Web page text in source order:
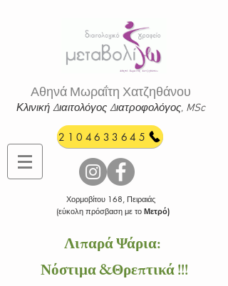
Αθηνά Μωραΐτη Χατζηθάνου
Κλινική Διαιτολόγος Διατροφολόγος, MSc
2104633645
Χορμοβίτου 168, Πειραιάς
(εύκολη πρόσβαση με το Μετρό)
Λιπαρά Ψάρια:
Νόστιμα &Θρεπτικά !!!